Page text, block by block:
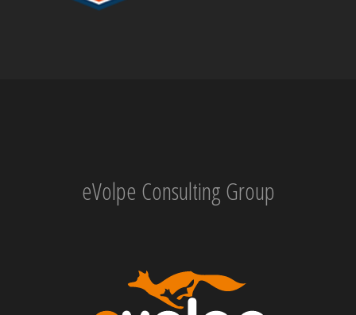
eVolpe Consulting Group